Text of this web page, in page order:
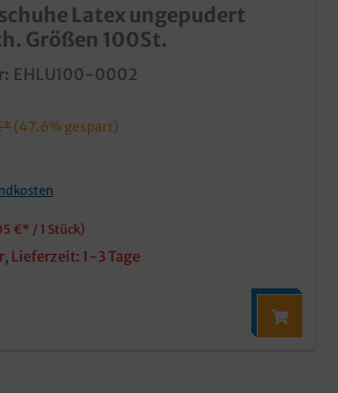
Latex ungepudert
Größen 100St.
EHLU100-0002
(47.6% gespart)
€* / 1 Stück)
Lieferzeit: 1-3 Tage